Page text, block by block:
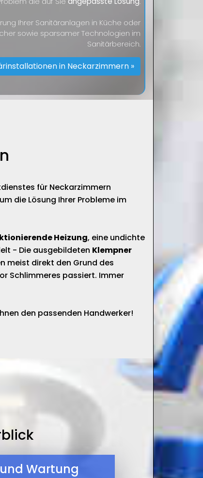
Ihrer Sanitäranlagen in Küche oder
sowie sparsamer Technologien im
Sanitärbereich.
in Neckarzimmern »
für Neckarzimmern
die Lösung Ihrer Probleme im
Heizung, eine undichte
- Die ausgebildeten Klempner
meist direkt den Grund des
Schlimmeres passiert. Immer
den passenden Handwerker!
Wartung